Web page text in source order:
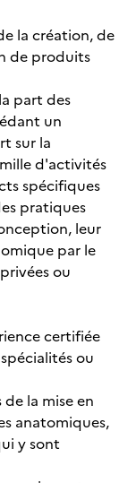
la création, de
de produits
part des
un
sur la
d'activités
spécifiques
pratiques
leur
par le
ou
certifiée
ou
la mise en
anatomiques,
y sont